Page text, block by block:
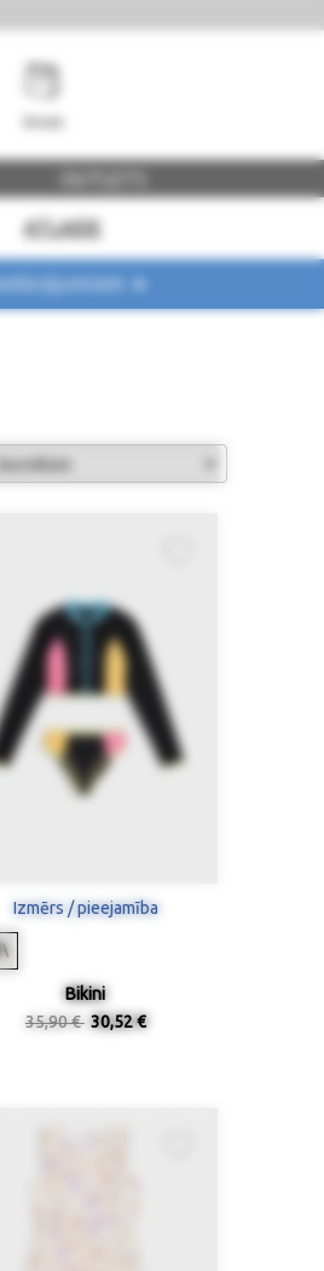
ATLAIDE
➤
Izmērs / pieejamība
Bikini
35,90 € 30,52 €